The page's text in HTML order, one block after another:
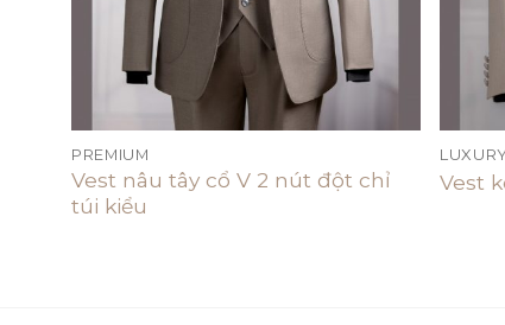
PREMIUM
Vest nâu tây cổ V 2 nút đột chỉ
túi kiểu
Vest